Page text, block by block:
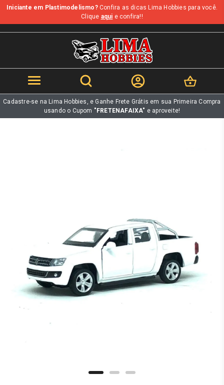
b
Iniciante em Plastimodelismo?Confira as dicas Lima Hobbies para você.
Clique aqui e confira!!
Cadastre-se na Lima Hobbies, e Ganhe Frete Grátis em sua Primeira Compra
usando o Cupom "FRETENAFAIXA" e aproveite!